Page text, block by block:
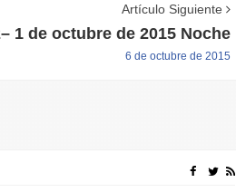
Artículo Siguiente
1 de octubre de 2015 Noche
6 de octubre de 2015